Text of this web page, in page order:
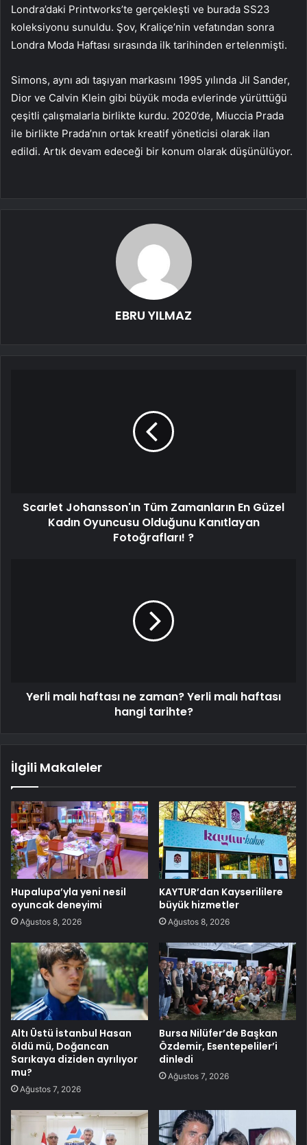
Londra’daki Printworks’te gerçekleşti ve burada SS23
koleksiyonu sunuldu. Şov, Kraliçe’nin vefatından sonra
Londra Moda Haftası sırasında ilk tarihinden ertelenmişti.
Simons, aynı adı taşıyan markasını 1995 yılında Jil Sander,
Dior ve Calvin Klein gibi büyük moda evlerinde yürüttüğü
çeşitli çalışmalarla birlikte kurdu. 2020’de, Miuccia Prada
ile birlikte Prada’nın ortak kreatif yöneticisi olarak ilan
edildi. Artık devam edeceği bir konum olarak düşünülüyor.
EBRU YILMAZ
Scarlet Johansson'ın Tüm Zamanların En Güzel
Kadın Oyuncusu Olduğunu Kanıtlayan
Fotoğrafları! ?
Yerli malı haftası ne zaman? Yerli malı haftası
hangi tarihte?
İlgili Makaleler
Hupalupa’yla yeni nesil
oyuncak deneyimi
Ağustos 8, 2026
KAYTUR’dan Kayserililere
büyük hizmetler
Ağustos 8, 2026
Altı Üstü İstanbul Hasan
öldü mü, Doğancan
Sarıkaya diziden ayrılıyor
mu?
Ağustos 7, 2026
Bursa Nilüfer’de Başkan
Özdemir, Esentepeliler’i
dinledi
Ağustos 7, 2026